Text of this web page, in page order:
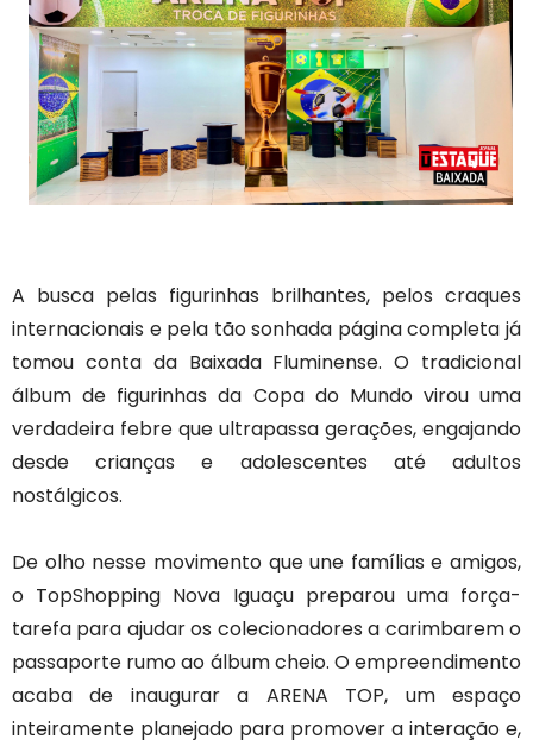
A busca pelas figurinhas brilhantes, pelos craques
internacionais e pela tão sonhada página completa já
tomou conta da Baixada Fluminense. O tradicional
álbum de figurinhas da Copa do Mundo virou uma
verdadeira febre que ultrapassa gerações, engajando
desde crianças e adolescentes até adultos
nostálgicos.
De olho nesse movimento que une famílias e amigos,
o TopShopping Nova Iguaçu preparou uma força-
tarefa para ajudar os colecionadores a carimbarem o
passaporte rumo ao álbum cheio. O empreendimento
acaba de inaugurar a ARENA TOP, um espaço
inteiramente planejado para promover a interação e,